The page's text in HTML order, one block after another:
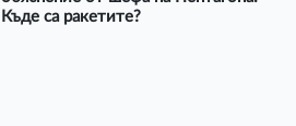
Къде са ракетите?